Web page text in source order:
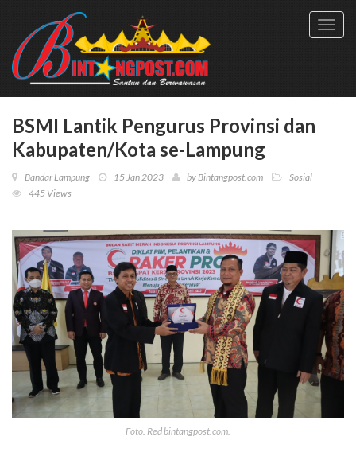
BSMI Lantik Pengurus Provinsi dan
Kabupaten/Kota se-Lampung
Bandar Lampung 15 Jan 2023 by Bintangpost.com
Sosial
445 Views
Foto. Red bintangpost.com.